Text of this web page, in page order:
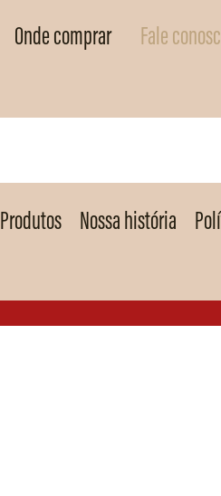
Onde comprar Fale
Produtos Nossa história